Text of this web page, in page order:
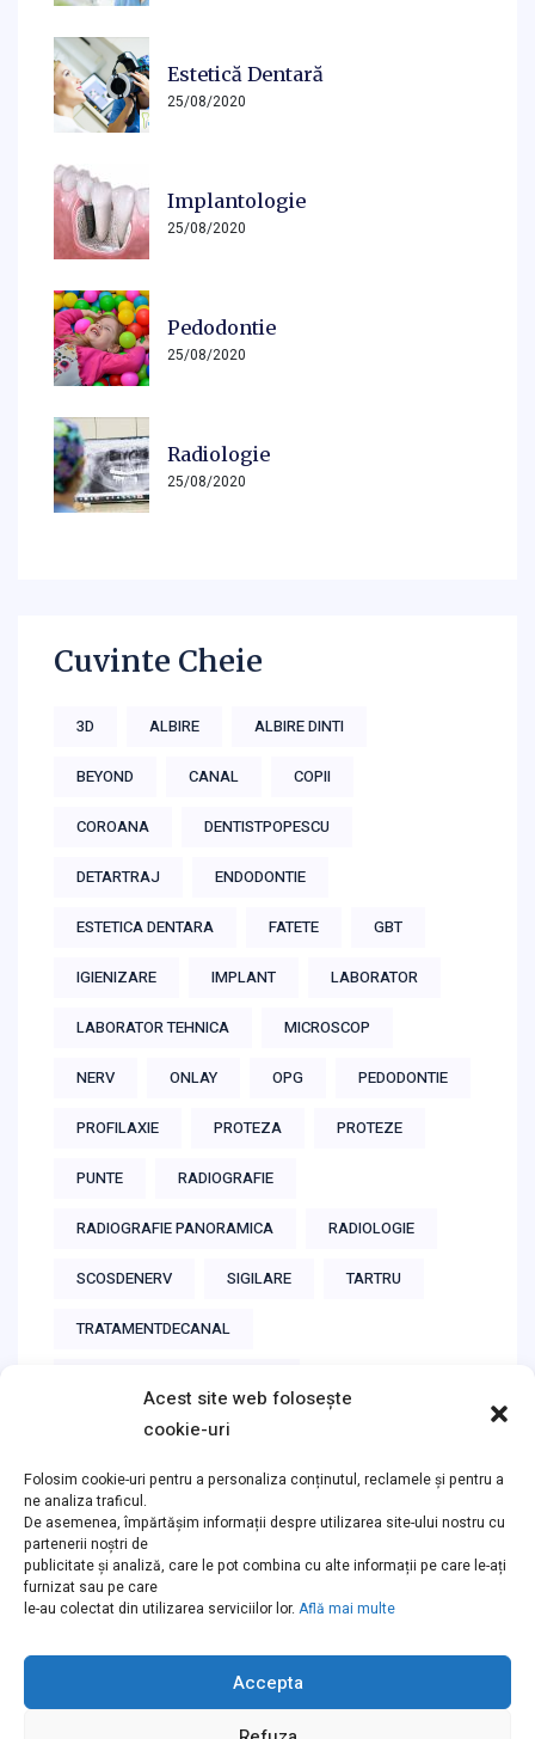
Acest site web folosește
cookie-uri
Folosim cookie-uri pentru a personaliza conținutul, reclamele și pentru a
ne analiza traficul.
De asemenea, împărtășim informații despre utilizarea site-ului nostru cu
partenerii noștri de
publicitate și analiză, care le pot combina cu alte informații pe care le-ați
furnizat sau pe care
le-au colectat din utilizarea serviciilor lor. Află mai multe
Accepta
Estetică Dentară
25/08/2020
Implantologie
25/08/2020
Pedodontie
25/08/2020
Radiologie
25/08/2020
Cuvinte Cheie
3D ALBIRE ALBIRE DINTI
BEYOND CANAL COPII
COROANA DENTISTPOPESCU
DETARTRAJ ENDODONTIE
ESTETICA DENTARA FATETE GBT
IGIENIZARE IMPLANT LABORATOR
LABORATOR TEHNICA MICROSCOP
NERV ONLAY OPG PEDODONTIE
PROFILAXIE PROTEZA PROTEZE
PUNTE RADIOGRAFIE
RADIOGRAFIE PANORAMICA RADIOLOGIE
SCOSDENERV SIGILARE TARTRU
TRATAMENTDECANAL
Instagram
Follow on Instagram